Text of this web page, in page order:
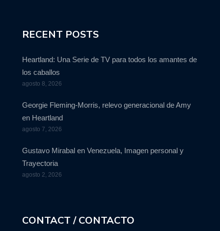
RECENT POSTS
Heartland: Una Serie de TV para todos los amantes de
los caballos
agosto 8, 2026
Georgie Fleming-Morris, relevo generacional de Amy
en Heartland
agosto 7, 2026
Gustavo Mirabal en Venezuela, Imagen personal y
Trayectoria
agosto 2, 2026
CONTACT / CONTACTO